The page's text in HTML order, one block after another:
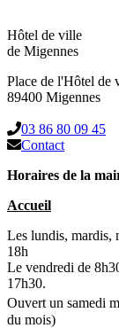
Hôtel de ville
de Migennes
Place de l'Hôtel de
89400 Migennes
03 86 80 09 45
Contact
Horaires de la
Accueil
Les lundis, mardis,
18h
Le vendredi de
Ouvert un samedi
du mois)